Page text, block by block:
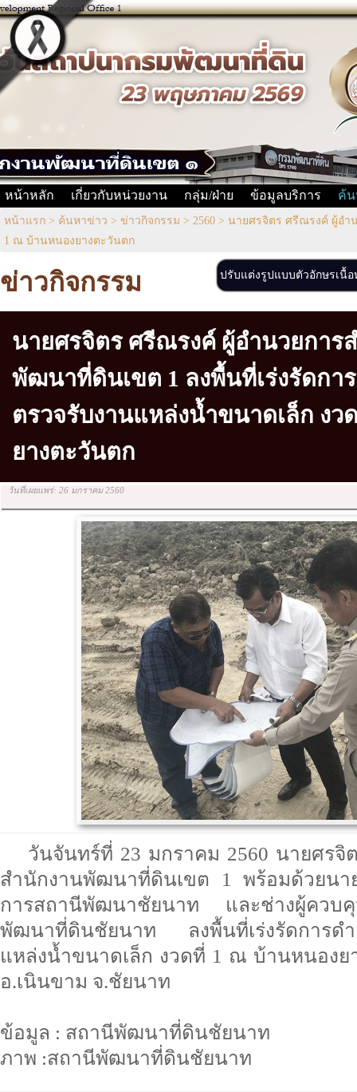
หน้าหลัก เกี่ยวกับหน่วยงาน กลุ่ม/ฝ่าย ข้อมูลบริการ ค้น
หน้าแรก > ค้นหาข่าว > ข่าวกิจกรรม > 2560 > นายศรจิตร ศรีณรงค์ ผู้อำ
1 ณ บ้านหนองยางตะวันตก
ข่าวกิจกรรม
นายศรจิตร ศรีณรงค์ ผู้อำนวยการ
พัฒนาที่ดินเขต 1 ลงพื้นที่เร่งรัดกา
ตรวจรับงานแหล่งน้ำขนาดเล็ก ง
ยางตะวันตก
วันที่เผยแพร่: 26 มกราคม 2560
วันจันทร์ที่ 23 มกราคม 2560 นายศรจิ
สำนักงานพัฒนาที่ดินเขต 1 พร้อมด้วยน
การสถานีพัฒนาชัยนาท และช่างผู้ควบ
พัฒนาที่ดินชัยนาท ลงพื้นที่เร่งรัดการดำ
แหล่งน้ำขนาดเล็ก งวดที่ 1 ณ บ้านหนองย
อ.เนินขาม จ.ชัยนาท
ข้อมูล : สถานีพัฒนาที่ดินชัยนาท
ภาพ :สถานีพัฒนาที่ดินชัยนาท
ปรับแต่งรูปแบบตัวอักษรเ